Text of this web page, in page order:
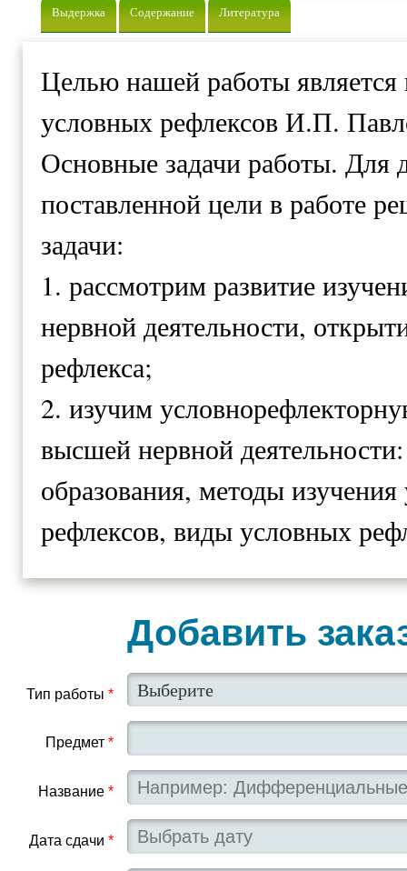
Выдержка Содержание Литература
Целью нашей работы является
условных рефлексов И.П.
Основные задачи работы. Для
поставленной цели в работе
задачи:
1. рассмотрим развитие
нервной деятельности,
рефлекса;
2. изучим
высшей нервной
образования, методы
рефлексов, виды условных
Добавить
Тип работы *
Предмет *
Название *
Дата сдачи *